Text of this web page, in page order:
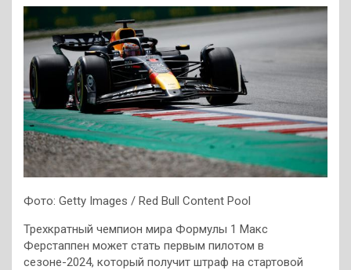
Фото: Getty Images / Red Bull Content Pool
Трехкратный чемпион мира Формулы 1 Макс
Ферстаппен может стать первым пилотом в
сезоне-2024, который получит штраф на стартовой